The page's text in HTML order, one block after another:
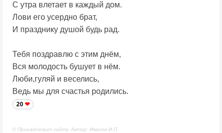
С утра влетает в каждый дом.
Лови его усердно брат,
И празднику душой будь рад.
Тебя поздравлю с этим днём,
Вся молодость бушует в нём.
Люби,гуляй и веселись,
Ведь мы для счастья родились.
20
© Принадлежит сайту. Автор: Иванов И.П.